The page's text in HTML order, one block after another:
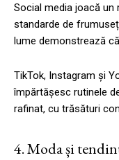
Social media joacă
standarde de
lume demonstrează
TikTok, Instagram și
împărtășesc rutinele
rafinat, cu trăsături
4. Moda și